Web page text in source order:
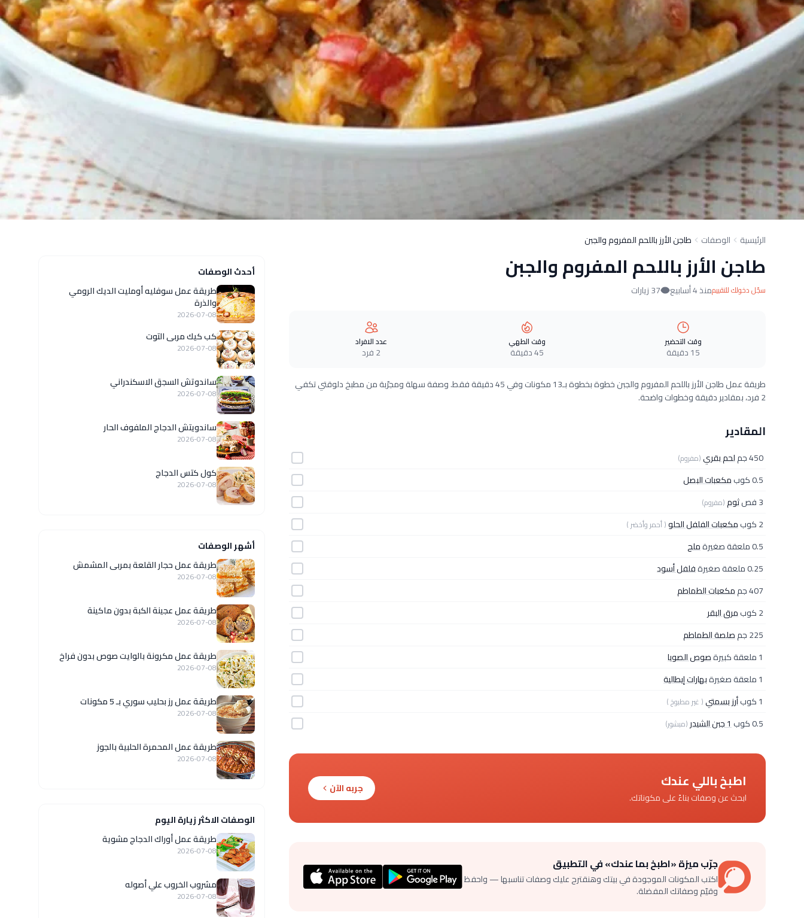
الرئيسية الوصفات طاجن الأرز باللحم المفروم والجبن
طاجن الأرز باللحم المفروم والجبن
سجّل دخولك للتقييممنذ 4 أسابيع 37 زيارات
وقت التحضير
15 دقيقة
وقت الطهي
45 دقيقة
عدد الافراد
2 فرد
طريقة عمل طاجن الأرز باللحم المفروم والجبن خطوة بخطوة بـ13 مكونات وفي 45 دقيقة فقط. وصفة سهلة ومجرّبة من مطبخ دلوقتي تكفي
2 فرد، بمقادير دقيقة وخطوات واضحة.
المقادير
450 جم لحم بقري(مفروم)
0.5 كوب
مكعبات البصل
3 فص
ثوم(مفروم)
2 كوب مكعبات الفلفل الحلو( أحمر وأخضر )
0.5 ملعقة صغيرة
ملح
0.25 ملعقة صغيرة
فلفل أسود
407 جم
مكعبات الطماطم
2 كوب
مرق البقر
225 جم
صلصة الطماطم
1 ملعقة كبيرة
صوص الصويا
1 ملعقة صغيرة
بهارات إيطالية
1 كوب
أرز بسمتي ( غير مطبوخ )
0.5 كوب 1 جبن الشيدر (مبشور)
اطبخ باللي عندك
ابحث عن وصفات بناءً على مكوناتك.
جربه الآن
جرّب ميزة «اطبخ بما عندك» في التطبيق
اكتب المكونات الموجودة في بيتك وهنقترح عليك وصفات تناسبها — واحفظ
وقيّم وصفاتك المفضلة.
أحدث الوصفات
طريقة عمل سوفليه أومليت الديك الرومي
والذرة
2026-07-08
كب كيك مربى التوت
2026-07-08
ساندوتش السجق الاسكندراني
2026-07-08
ساندويتش الدجاج الملفوف الحار
2026-07-08
كول كتس الدجاج
2026-07-08
أشهر الوصفات
طريقة عمل حجار القلعة بمربى المشمش
2026-07-08
طريقة عمل عجينة الكبة بدون ماكينة
2026-07-08
طريقة عمل مكرونة بالوايت صوص بدون فراخ
2026-07-08
طريقة عمل رز بحليب سوري بـ 5 مكونات
2026-07-08
طريقة عمل المحمرة الحلبية بالجوز
2026-07-08
الوصفات الاكثر زيارة اليوم
طريقة عمل أوراك الدجاج مشوية
2026-07-08
مشروب الخروب علي أصوله
2026-07-08